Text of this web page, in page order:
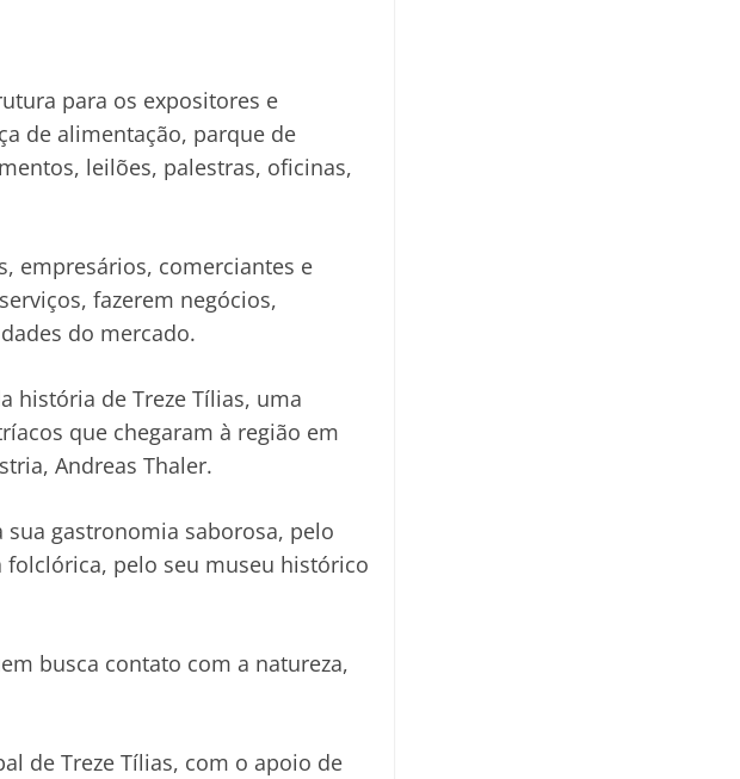
para os expositores e
de alimentação, parque de
leilões, palestras, oficinas,
empresários, comerciantes e
fazerem negócios,
do mercado.
história de Treze Tílias, uma
que chegaram à região em
Andreas Thaler.
gastronomia saborosa, pelo
folclórica, pelo seu museu histórico
busca contato com a natureza,
de Treze Tílias, com o apoio de